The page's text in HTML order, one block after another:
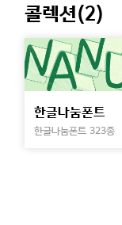
콜렉션(2)
한글나눔폰트
한글나눔폰트 323종